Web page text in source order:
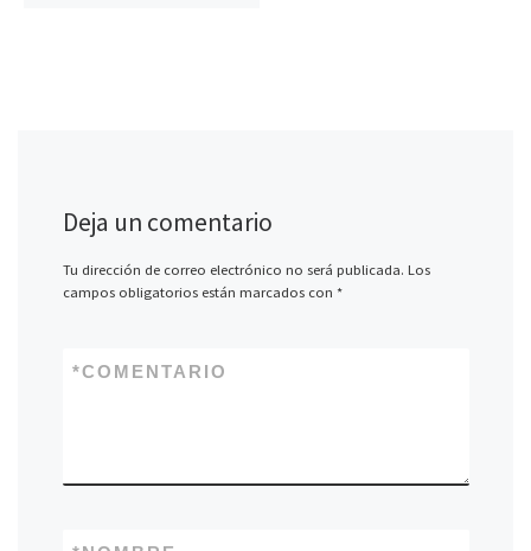
Deja un comentario
Tu dirección de correo electrónico no será publicada. Los
campos obligatorios están marcados con *
COMENTARIO
*